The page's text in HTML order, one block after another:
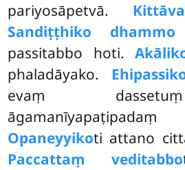
pariyosāpetvā.
Sandiṭṭhiko
passitabbo hoti.
phaladāyako.
evaṃ
Opaneyyikoti attano
Paccattaṃ veditabbo